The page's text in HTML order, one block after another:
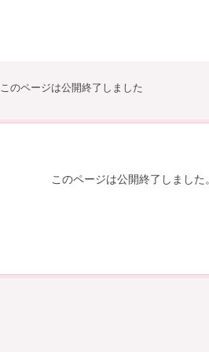
このページは公開終了しました
このページは公開終了しました